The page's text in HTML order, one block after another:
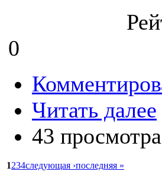
0
Читать далее
43 просмотра
1234следующая ›последняя »